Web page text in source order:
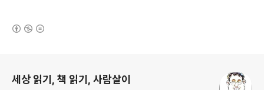
세상 읽기, 책 읽기, 사람살이